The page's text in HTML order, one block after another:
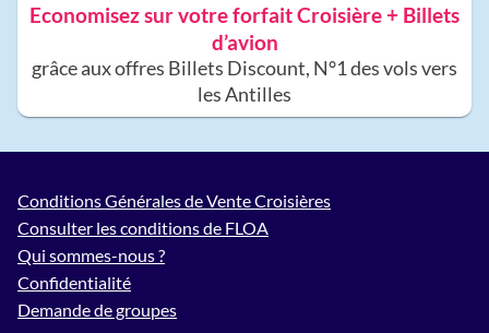
Economisez sur votre forfait Croisière + Billets
d’avion
grâce aux offres Billets Discount, N°1 des vols vers
les Antilles
Conditions Générales de Vente Croisières
Consulter les conditions de FLOA
Qui sommes-nous ?
Confidentialité
Demande de groupes